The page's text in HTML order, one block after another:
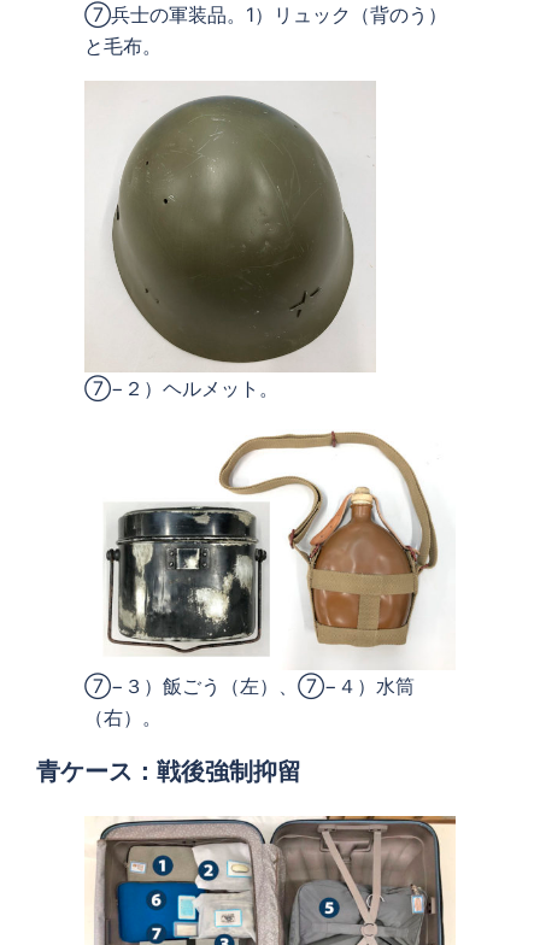
⑦兵士の軍装品。1）リュック（背のう）
と毛布。
⑦−２）ヘルメット。
⑦−３）飯ごう（左）、⑦−４）水筒
（右）。
青ケース：戦後強制抑留